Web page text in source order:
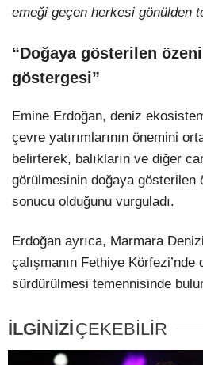
emeği geçen herkesi gönülden
“Doğaya gösterilen
göstergesi”
Emine Erdoğan, deniz
çevre yatırımlarının önemini
belirterek, balıkların ve diğer
görülmesinin doğaya gösterilen
sonucu olduğunu vurguladı.
Erdoğan ayrıca, Marmara
çalışmanın Fethiye Körfezi’nde
sürdürülmesi temennisinde
İLGİNİZİÇEKEBİLİR